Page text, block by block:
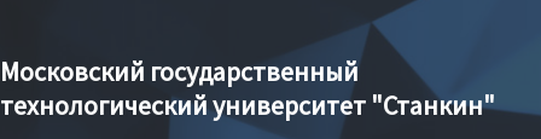
Московский государственный
технологический университет "Станкин"